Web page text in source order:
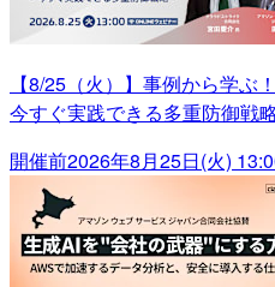
【8/25（火）】事例から学ぶ
今すぐ実践できる多重防御戦
開催前2026年8月25日(火)